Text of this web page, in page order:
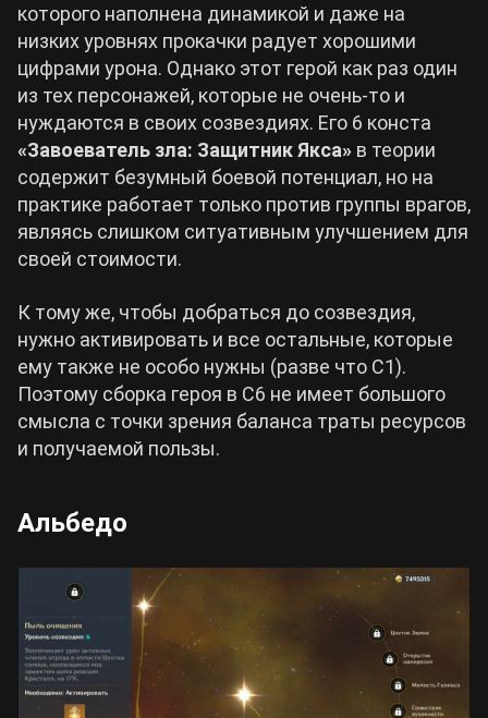
которого наполнена динамикой и даже на
низких уровнях прокачки радует хорошими
цифрами урона. Однако этот герой как раз один
из тех персонажей, которые не очень-то и
нуждаются в своих созвездиях. Его 6 конста
«Завоеватель зла: Защитник Якса» в теории
содержит безумный боевой потенциал, но на
практике работает только против группы врагов,
являясь слишком ситуативным улучшением для
своей стоимости.
К тому же, чтобы добраться до созвездия,
нужно активировать и все остальные, которые
ему также не особо нужны (разве что С1).
Поэтому сборка героя в С6 не имеет большого
смысла с точки зрения баланса траты ресурсов
и получаемой пользы.
Альбедо